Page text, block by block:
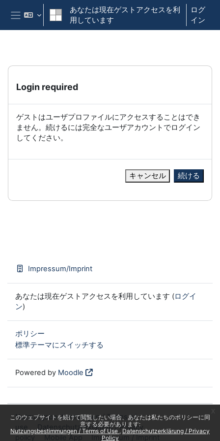
メインコンテンツへスキップする
このウェブサイトを続けて閲覧したい場合、あなたは私たちのポリシーに同
意する必要があります:
Nutzungsbestimmungen / Terms of Use
Datenschutzerklärung / Privacy
Policy
サイドパネル
あなたは現在ゲストアクセスを利
用しています
ログ
イン
Login required
ゲストはユーザプロファイルにアクセスすることはでき
ません。続けるには完全なユーザアカウントでログイン
してください。
キャンセル 続ける
Impressum/Imprint
あなたは現在ゲストアクセスを利用しています (ログイ
ン)
ポリシー
標準テーマにスイッチする
Powered by Moodle
Nutzungsbestimmungen / Terms of
use
Datenschutzerklärung / Privacy
policy
Mobile App Impressum / Imprint